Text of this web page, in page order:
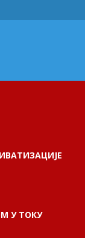
У ТОКУ